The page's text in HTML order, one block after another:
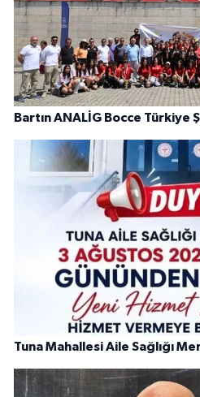
Bartın ANALİG Bocce Türkiye
Tuna Mahallesi Aile Sağlığı